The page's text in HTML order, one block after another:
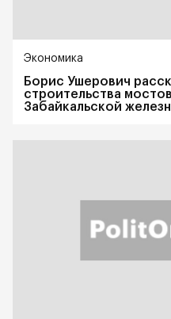
Экономика
Борис Ушерович
строительства
Забайкальской